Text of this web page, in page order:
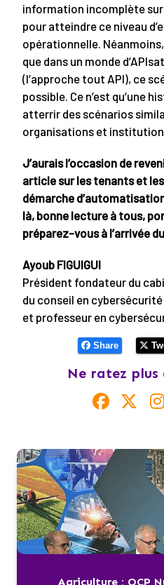
information incomplète
pour atteindre ce niveau
opérationnelle.
que dans un monde
(l’approche tout API), ce
possible. Ce n’est qu’une
atterrir des scénarios
organisations et
J’aurais l’occasion de
article sur les tenants et
démarche
là, bonne lecture à tous,
préparez-vous à l’arrivée
Ayoub FIGUIGUI
Président fondateur du
du conseil en
et professeur en
Share
Ne ratez plus
Agriculture : OCP